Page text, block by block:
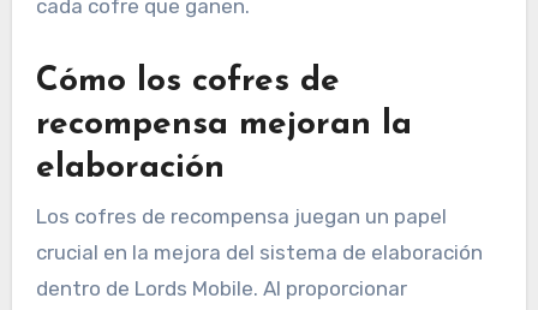
cada cofre que ganen.
Cómo los cofres de
recompensa mejoran la
elaboración
Los cofres de recompensa juegan un papel
crucial en la mejora del sistema de elaboración
dentro de Lords Mobile. Al proporcionar